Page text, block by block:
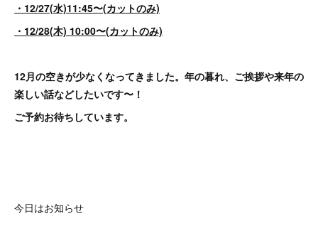
・12/27(水)11:45〜(カットのみ)
・12/28(木) 10:00〜(カットのみ)
12月の空きが少なくなってきました。年の暮れ、ご挨拶や来年の
楽しい話などしたいです〜！
ご予約お待ちしています。
今日はお知らせ